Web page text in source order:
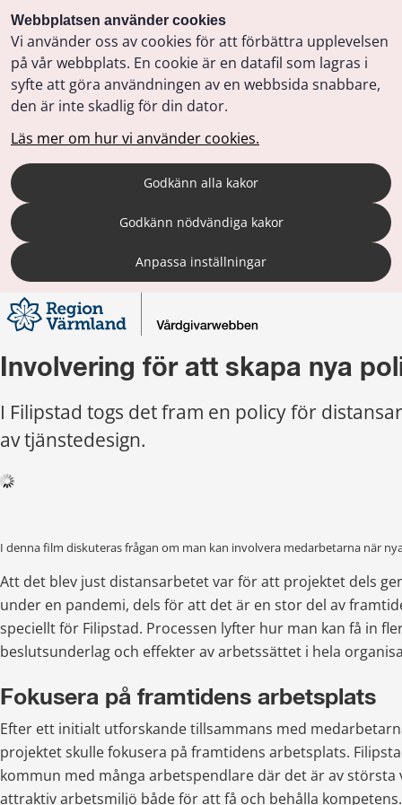
Webbplatsen använder cookies
Vi använder oss av cookies för att förbättra upplevelsen
på vår webbplats. En cookie är en datafil som lagras i
syfte att göra användningen av en webbsida snabbare,
den är inte skadlig för din dator.
Läs mer om hur vi använder cookies.
Godkänn alla kakor
Godkänn nödvändiga kakor
Anpassa inställningar
Involvering för att skapa nya
I Filipstad togs det fram en policy för
av tjänstedesign.
I denna film diskuteras frågan om man kan involvera medarbetarna när
Att det blev just distansarbetet var för att projektet dels
under en pandemi, dels för att det är en stor del av
speciellt för Filipstad. Processen lyfter hur man kan få in
beslutsunderlag och effekter av arbetssättet i hela
Fokusera på framtidens arbetsplats
Efter ett initialt utforskande tillsammans med
projektet skulle fokusera på framtidens arbetsplats.
kommun med många arbetspendlare där det är av största
attraktiv arbetsmiljö både för att få och behålla